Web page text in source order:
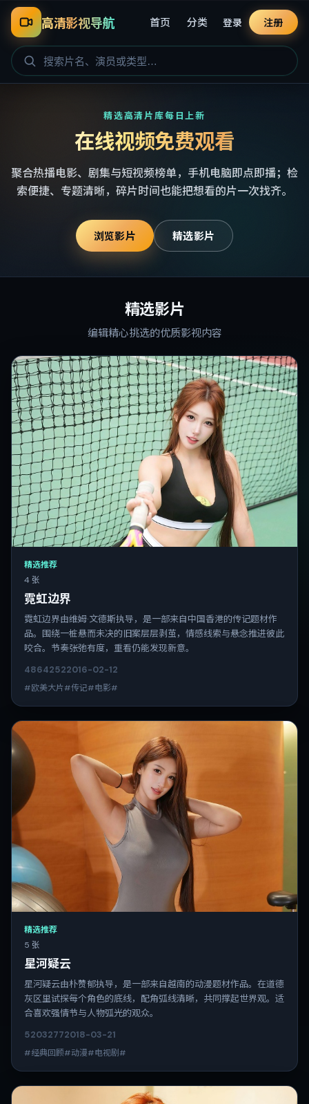
高清影视导航 首页 分类 登录 注册
精选高清片库每日上新
在线视频免费观看
聚合热播电影、剧集与短视频榜单，手机电脑即点即播；检
索便捷、专题清晰，碎片时间也能把想看的片一次找齐。
浏览影片 精选影片
精选影片
编辑精心挑选的优质影视内容
精选推荐
4 张
霓虹边界
霓虹边界由维姆·文德斯执导，是一部来自中国香港的传记题材作
品。围绕一桩悬而未决的旧案层层剥茧，情感线索与悬念推进彼此
咬合。节奏张弛有度，重看仍能发现新意。
48642522016-02-12
#欧美大片#传记#电影#
精选推荐
5 张
星河疑云
星河疑云由朴赞郁执导，是一部来自越南的动漫题材作品。在道德
灰区里试探每个角色的底线，配角弧线清晰，共同撑起世界观。适
合喜欢强情节与人物弧光的观众。
52032772018-03-21
#经典回顾#动漫#电视剧#